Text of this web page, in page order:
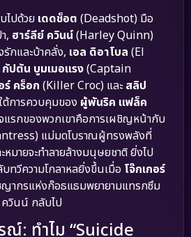
ไปด้วย เดดช็อต (Deadshot) มือ
, ฮาร์ลีย์ ควินน์(Harley Quinn)
กและบ้าคลั่ง, เอล ดิอาโบล (El
กัปตัน บูมเมอแรง(Captain
ร์ คร็อก (Killer Croc) และสลิป
การควบคุมของ ผู้พันริค แฟล็ค
แรกของพวกเขาคือการเผชิญหน้ากับ
แม่มดโบราณผู้ทรงพลังที่
มายจะทำลายล้างมนุษยชาติ ยิ่งไป
วีความโกลาหลยิ่งขึ้นเมื่อ โจ๊กเกอร์
ญากรแห่งก๊อธแธมพยายามแทรกซึม
ควินน์ กลับไป
ณ์: ทำไม “Suicide